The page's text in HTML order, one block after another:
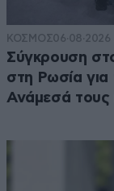
ΚΟΣΜΟΣ06·08·2026
Σύγκρουση
στη Ρωσία για
Ανάμεσά τους